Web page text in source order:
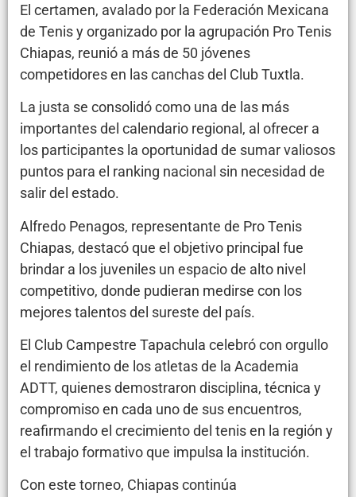
El certamen, avalado por la Federación Mexicana
de Tenis y organizado por la agrupación Pro Tenis
Chiapas, reunió a más de 50 jóvenes
competidores en las canchas del Club Tuxtla.
La justa se consolidó como una de las más
importantes del calendario regional, al ofrecer a
los participantes la oportunidad de sumar valiosos
puntos para el ranking nacional sin necesidad de
salir del estado.
Alfredo Penagos, representante de Pro Tenis
Chiapas, destacó que el objetivo principal fue
brindar a los juveniles un espacio de alto nivel
competitivo, donde pudieran medirse con los
mejores talentos del sureste del país.
El Club Campestre Tapachula celebró con orgullo
el rendimiento de los atletas de la Academia
ADTT, quienes demostraron disciplina, técnica y
compromiso en cada uno de sus encuentros,
reafirmando el crecimiento del tenis en la región y
el trabajo formativo que impulsa la institución.
Con este torneo, Chiapas continúa